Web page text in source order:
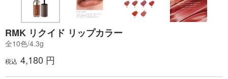
RMK リクイド リップカラー
全10色/4.3g
税込 4,180 円